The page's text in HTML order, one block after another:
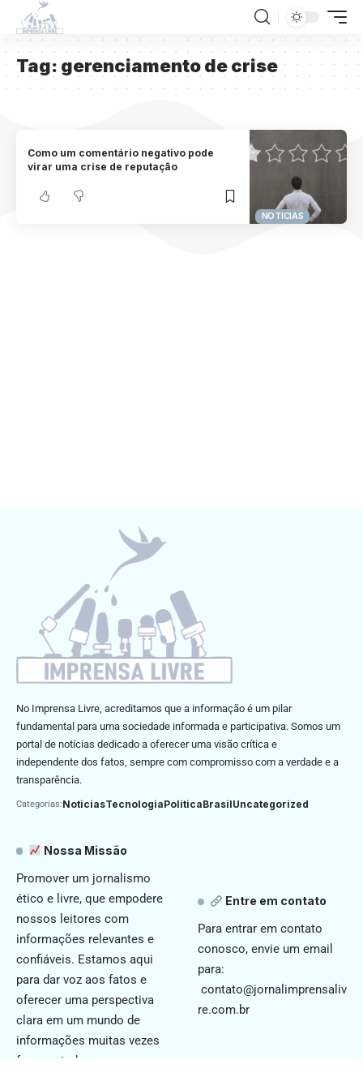
Tag: gerenciamento de crise
NOTICIAS
Como um comentário negativo pode
virar uma crise de reputação
No Imprensa Livre, acreditamos que a informação é um pilar
fundamental para uma sociedade informada e participativa. Somos um
portal de notícias dedicado a oferecer uma visão crítica e
independente dos fatos, sempre com compromisso com a verdade e a
transparência.
Categorias:NoticiasTecnologiaPoliticaBrasilUncategorized
Nossa Missão
Promover um jornalismo
ético e livre, que empodere
nossos leitores com
informações relevantes e
confiáveis. Estamos aqui
para dar voz aos fatos e
oferecer uma perspectiva
clara em um mundo de
informações muitas vezes
fragmentadas.
Entre em contato
Para entrar em contato
conosco, envie um email
para:
contato@jornalimprensaliv
re.com.br